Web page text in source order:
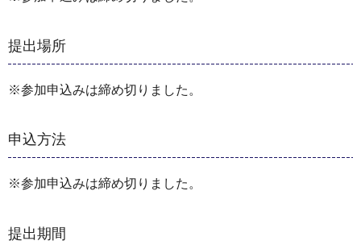
提出場所
※参加申込みは締め切りました。
申込方法
※参加申込みは締め切りました。
提出期間